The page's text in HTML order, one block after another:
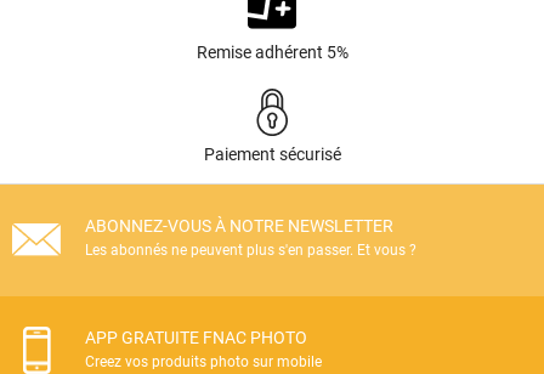
Remise adhérent 5%
Paiement sécurisé
ABONNEZ-VOUS À NOTRE NEWSLETTER
Les abonnés ne peuvent plus s'en passer. Et vous ?
APP GRATUITE FNAC PHOTO
Creez vos produits photo sur mobile